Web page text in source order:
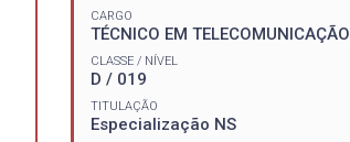
CARGO
TÉCNICO EM TELECOMUNICAÇÃO
CLASSE / NÍVEL
D / 019
TITULAÇÃO
Especialização NS